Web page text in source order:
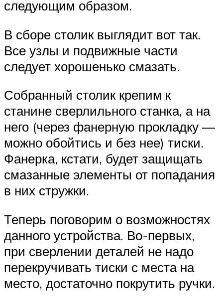
следующим образом.
В сборе столик выглядит вот так.
Все узлы и подвижные части
следует хорошенько смазать.
Собранный столик крепим к
станине сверлильного станка, а на
него (через фанерную прокладку —
можно обойтись и без нее) тиски.
Фанерка, кстати, будет защищать
смазанные элементы от попадания
в них стружки.
Теперь поговорим о возможностях
данного устройства. Во-первых,
при сверлении деталей не надо
перекручивать тиски с места на
место, достаточно покрутить ручки.